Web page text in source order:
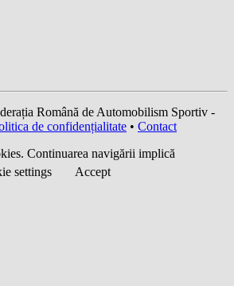
Română de Automobilism Sportiv -
de confidențialitate • Contact
Continuarea navigării implică
settings Accept